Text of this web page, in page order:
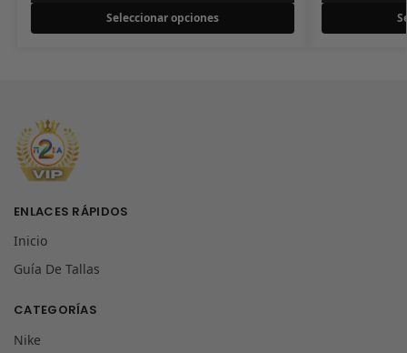
Seleccionar opciones
ENLACES RÁPIDOS
Inicio
Guía De Tallas
CATEGORÍAS
Nike